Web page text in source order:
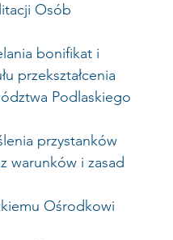
Osób
bonifikat i
przekształcenia
Podlaskiego
przystanków
warunków i zasad
Ośrodkowi